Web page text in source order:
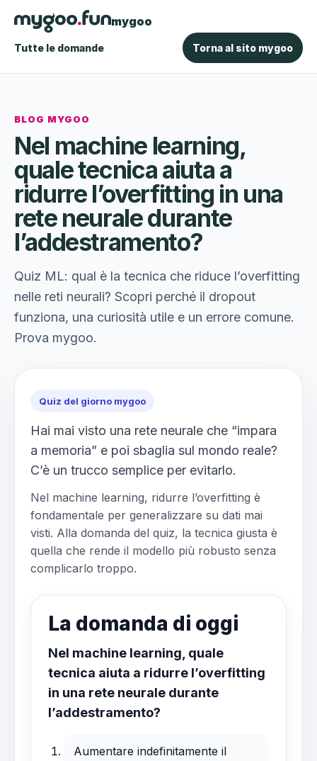
mygoo
Tutte le domande Torna al sito mygoo
BLOG MYGOO
Nel machine learning,
quale tecnica aiuta a
ridurre l’overfitting in una
rete neurale durante
l’addestramento?
Quiz ML: qual è la tecnica che riduce l’overfitting
nelle reti neurali? Scopri perché il dropout
funziona, una curiosità utile e un errore comune.
Prova mygoo.
Quiz del giorno mygoo
Hai mai visto una rete neurale che “impara
a memoria” e poi sbaglia sul mondo reale?
C’è un trucco semplice per evitarlo.
Nel machine learning, ridurre l’overfitting è
fondamentale per generalizzare su dati mai
visti. Alla domanda del quiz, la tecnica giusta è
quella che rende il modello più robusto senza
complicarlo troppo.
La domanda di oggi
Nel machine learning, quale
tecnica aiuta a ridurre l’overfitting
in una rete neurale durante
l’addestramento?
Aumentare indefinitamente il